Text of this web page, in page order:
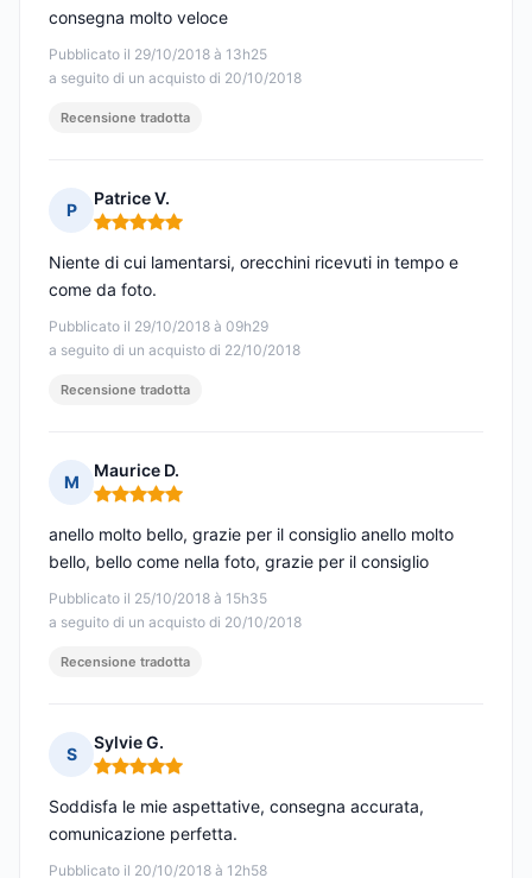
Pubblicato il 29/10/2018 à 13h25
a seguito di un acquisto di 20/10/2018
consegna molto veloce
Recensione tradotta
P
Patrice V.
Nota: 5 su 5
Pubblicato il 29/10/2018 à 09h29
a seguito di un acquisto di 22/10/2018
Niente di cui lamentarsi, orecchini ricevuti in tempo e
come da foto.
Recensione tradotta
M
Maurice D.
Nota: 5 su 5
Pubblicato il 25/10/2018 à 15h35
a seguito di un acquisto di 20/10/2018
anello molto bello, grazie per il consiglio anello molto
bello, bello come nella foto, grazie per il consiglio
Recensione tradotta
S
Sylvie G.
Nota: 5 su 5
Pubblicato il 20/10/2018 à 12h58
Soddisfa le mie aspettative, consegna accurata,
comunicazione perfetta.